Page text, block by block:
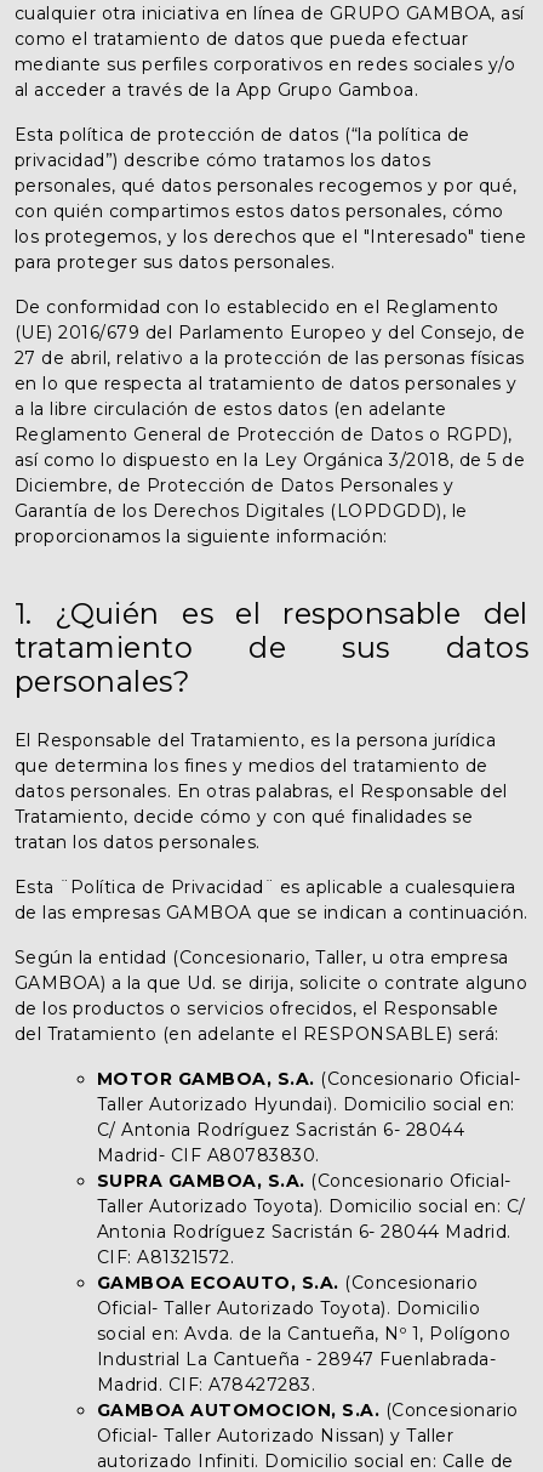
cualquier otra iniciativa en línea de GRUPO GAMBOA, así
como el tratamiento de datos que pueda efectuar
mediante sus perfiles corporativos en redes sociales y/o
al acceder a través de la App Grupo Gamboa.
Esta política de protección de datos (“la política de
privacidad”) describe cómo tratamos los datos
personales, qué datos personales recogemos y por qué,
con quién compartimos estos datos personales, cómo
los protegemos, y los derechos que el "Interesado" tiene
para proteger sus datos personales.
De conformidad con lo establecido en el Reglamento
(UE) 2016/679 del Parlamento Europeo y del Consejo, de
27 de abril, relativo a la protección de las personas físicas
en lo que respecta al tratamiento de datos personales y
a la libre circulación de estos datos (en adelante
Reglamento General de Protección de Datos o RGPD),
así como lo dispuesto en la Ley Orgánica 3/2018, de 5 de
Diciembre, de Protección de Datos Personales y
Garantía de los Derechos Digitales (LOPDGDD), le
proporcionamos la siguiente información:
1. ¿Quién es el responsable del
tratamiento de sus datos
personales?
El Responsable del Tratamiento, es la persona jurídica
que determina los fines y medios del tratamiento de
datos personales. En otras palabras, el Responsable del
Tratamiento, decide cómo y con qué finalidades se
tratan los datos personales.
Esta ¨Política de Privacidad¨ es aplicable a cualesquiera
de las empresas GAMBOA que se indican a continuación.
Según la entidad (Concesionario, Taller, u otra empresa
GAMBOA) a la que Ud. se dirija, solicite o contrate alguno
de los productos o servicios ofrecidos, el Responsable
del Tratamiento (en adelante el RESPONSABLE) será:
MOTOR GAMBOA, S.A. (Concesionario Oficial-
Taller Autorizado Hyundai). Domicilio social en:
C/ Antonia Rodríguez Sacristán 6- 28044
Madrid- CIF A80783830.
SUPRA GAMBOA, S.A. (Concesionario Oficial-
Taller Autorizado Toyota). Domicilio social en: C/
Antonia Rodríguez Sacristán 6- 28044 Madrid.
CIF: A81321572.
GAMBOA ECOAUTO, S.A. (Concesionario
Oficial- Taller Autorizado Toyota). Domicilio
social en: Avda. de la Cantueña, Nº 1, Polígono
Industrial La Cantueña - 28947 Fuenlabrada-
Madrid. CIF: A78427283.
GAMBOA AUTOMOCION, S.A. (Concesionario
Oficial- Taller Autorizado Nissan) y Taller
autorizado Infiniti. Domicilio social en: Calle de